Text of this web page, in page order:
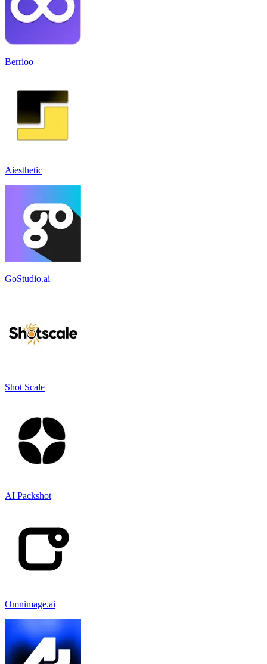
Berrioo
Aiesthetic
GoStudio.ai
Shot Scale
AI Packshot
Omnimage.ai